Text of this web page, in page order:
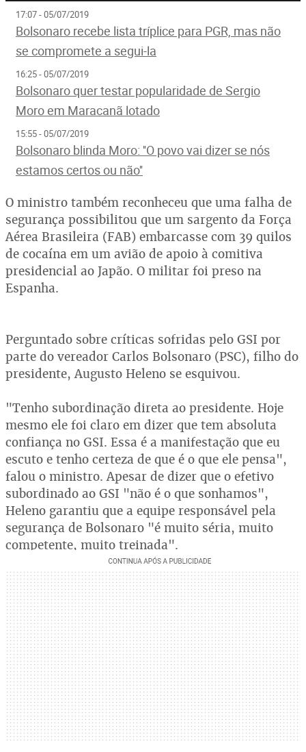
17:07 - 05/07/2019
Bolsonaro recebe lista tríplice para PGR, mas não
se compromete a segui-la
16:25 - 05/07/2019
Bolsonaro quer testar popularidade de Sergio
Moro em Maracanã lotado
15:55 - 05/07/2019
Bolsonaro blinda Moro: ''O povo vai dizer se nós
estamos certos ou não''
O ministro também reconheceu que uma falha de
segurança possibilitou que um sargento da Força
Aérea Brasileira (FAB) embarcasse com 39 quilos
de cocaína em um avião de apoio à comitiva
presidencial ao Japão. O militar foi preso na
Espanha.
Perguntado sobre críticas sofridas pelo GSI por
parte do vereador Carlos Bolsonaro (PSC), filho do
presidente, Augusto Heleno se esquivou.
"Tenho subordinação direta ao presidente. Hoje
mesmo ele foi claro em dizer que tem absoluta
confiança no GSI. Essa é a manifestação que eu
escuto e tenho certeza de que é o que ele pensa",
falou o ministro. Apesar de dizer que o efetivo
subordinado ao GSI "não é o que sonhamos",
Heleno garantiu que a equipe responsável pela
segurança de Bolsonaro "é muito séria, muito
competente, muito treinada".